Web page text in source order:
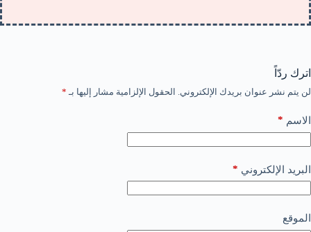
اترك ردّاً
لن يتم نشر عنوان بريدك الإلكتروني. الحقول الإلزامية مشار إليها بـ *
الاسم *
البريد الإلكتروني *
الموقع